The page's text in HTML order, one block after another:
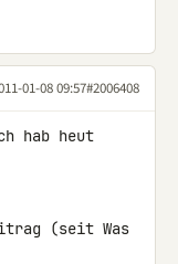
01-08 09:57#2006408
hab heut
(seit Was